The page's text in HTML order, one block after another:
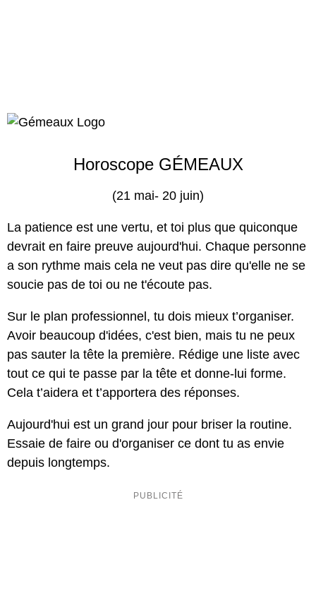
Horoscope GÉMEAUX
(21 mai- 20 juin)
La patience est une vertu, et toi plus que quiconque
devrait en faire preuve aujourd'hui. Chaque personne
a son rythme mais cela ne veut pas dire qu'elle ne se
soucie pas de toi ou ne t'écoute pas.
Sur le plan professionnel, tu dois mieux t’organiser.
Avoir beaucoup d'idées, c'est bien, mais tu ne peux
pas sauter la tête la première. Rédige une liste avec
tout ce qui te passe par la tête et donne-lui forme.
Cela t’aidera et t’apportera des réponses.
Aujourd'hui est un grand jour pour briser la routine.
Essaie de faire ou d'organiser ce dont tu as envie
depuis longtemps.